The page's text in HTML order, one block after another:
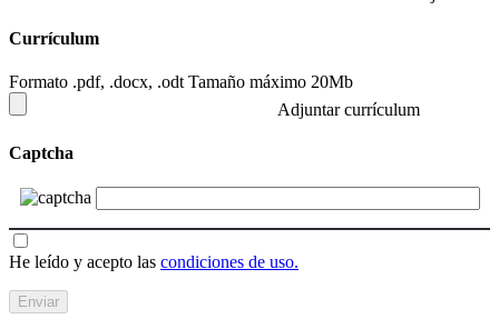
Currículum
Formato .pdf, .docx, .odt Tamaño máximo 20Mb
Adjuntar currículum
Captcha
He leído y acepto las condiciones de uso.